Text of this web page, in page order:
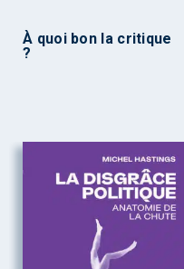
À quoi bon la critique
?